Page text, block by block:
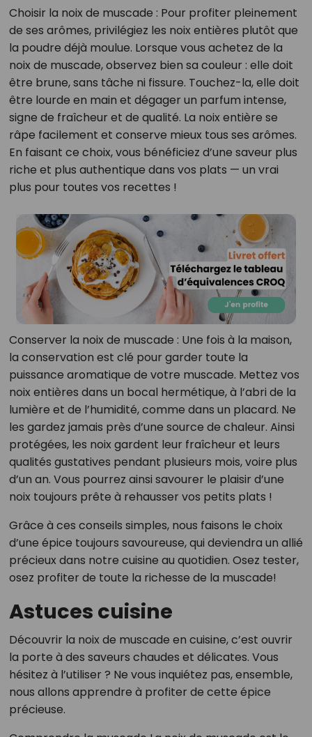
Choisir la noix de muscade : Pour profiter pleinement
de ses arômes, privilégiez les noix entières plutôt que
la poudre déjà moulue. Lorsque vous achetez de la
noix de muscade, observez bien sa couleur : elle doit
être brune, sans tâche ni fissure. Touchez-la, elle doit
être lourde en main et dégager un parfum intense,
signe de fraîcheur et de qualité. La noix entière se
râpe facilement et conserve mieux tous ses arômes.
En faisant ce choix, vous bénéficiez d’une saveur plus
riche et plus authentique dans vos plats — un vrai
plus pour toutes vos recettes !
Conserver la noix de muscade : Une fois à la maison,
la conservation est clé pour garder toute la
puissance aromatique de votre muscade. Mettez vos
noix entières dans un bocal hermétique, à l’abri de la
lumière et de l’humidité, comme dans un placard. Ne
les gardez jamais près d’une source de chaleur. Ainsi
protégées, les noix gardent leur fraîcheur et leurs
qualités gustatives pendant plusieurs mois, voire plus
d’un an. Vous pourrez ainsi savourer le plaisir d’une
noix toujours prête à rehausser vos petits plats !
Grâce à ces conseils simples, nous faisons le choix
d’une épice toujours savoureuse, qui deviendra un allié
précieux dans notre cuisine au quotidien. Osez tester,
osez profiter de toute la richesse de la muscade!
Astuces cuisine
Découvrir la noix de muscade en cuisine, c’est ouvrir
la porte à des saveurs chaudes et délicates. Vous
hésitez à l’utiliser ? Ne vous inquiétez pas, ensemble,
nous allons apprendre à profiter de cette épice
précieuse.